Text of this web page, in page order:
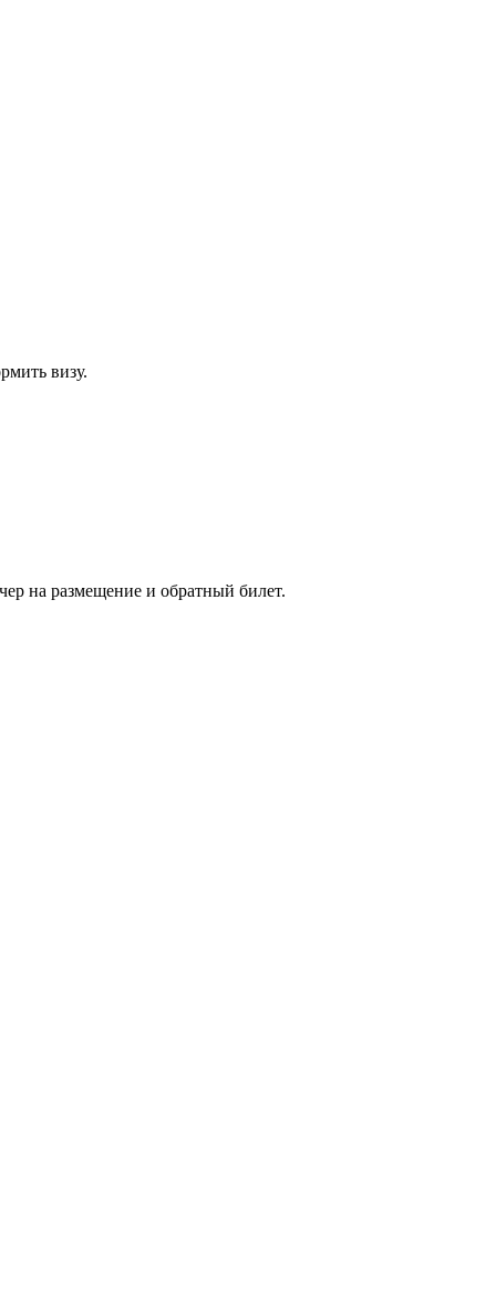
визу.
на размещение и обратный билет.